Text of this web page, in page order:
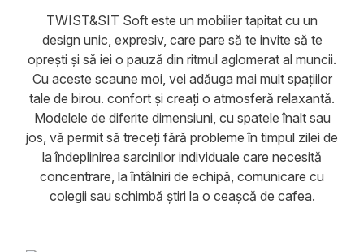
TWIST&SIT Soft este un mobilier tapitat cu un
design unic, expresiv, care pare să te invite să te
oprești și să iei o pauză din ritmul aglomerat al muncii.
Cu aceste scaune moi, vei adăuga mai mult spațiilor
tale de birou. confort și creați o atmosferă relaxantă.
Modelele de diferite dimensiuni, cu spatele înalt sau
jos, vă permit să treceți fără probleme în timpul zilei de
la îndeplinirea sarcinilor individuale care necesită
concentrare, la întâlniri de echipă, comunicare cu
colegii sau schimbă știri la o ceașcă de cafea.